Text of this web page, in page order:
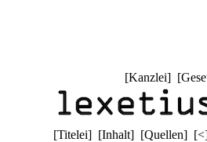
[Kanzlei] [
[Titelei] [Inhalt] [Quellen] [<